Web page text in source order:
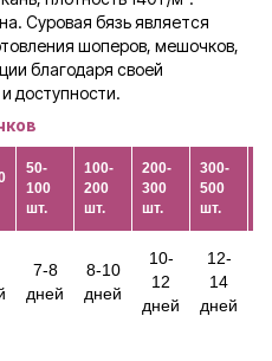
Суровая бязь является
шоперов, мешочков,
благодаря своей
доступности.
50-
100
шт.
100-
200
шт.
200-
300
шт.
300-
500
шт.
7-8
дней
8-10
дней
10-
12
дней
12-
14
дней